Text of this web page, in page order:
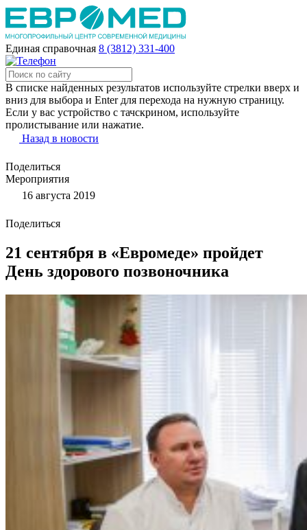
Единая справочная 8 (3812) 331-400
В списке найденных результатов используйте стрелки вверх и
вниз для выбора и Enter для перехода на нужную страницу.
Если у вас устройство с тачскрином, используйте
пролистывание или нажатие.
Назад в новости
Поделиться
Мероприятия
16 августа 2019
Поделиться
21 сентября в «Евромеде» пройдет
День здорового позвоночника